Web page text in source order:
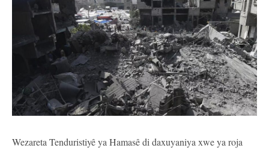
Wezareta Tenduristiyê ya Hamasê di daxuyaniya xwe ya roja